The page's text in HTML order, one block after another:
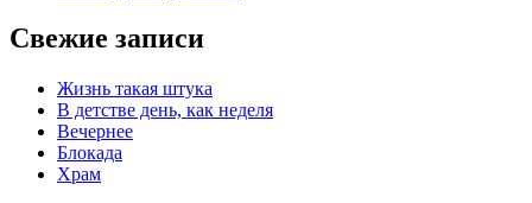
Свежие записи
Жизнь такая штука
В детстве день, как неделя
Вечернее
Блокада
Храм